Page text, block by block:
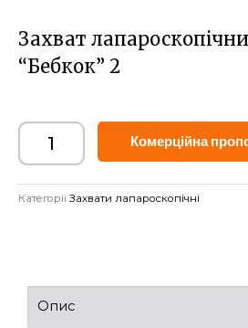
Захват
“Бебкок” 2
Комерційна
Категорії Захвати лапароскопічні
Опис